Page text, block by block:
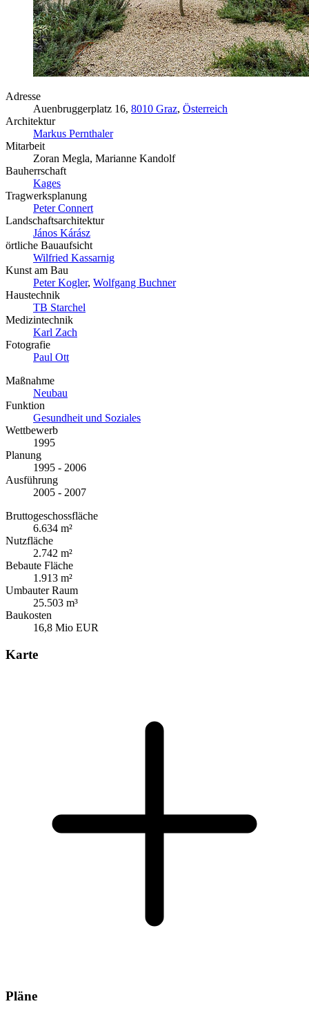
Adresse
Auenbruggerplatz 16, 8010 Graz, Österreich
Architektur
Markus Pernthaler
Mitarbeit
Zoran Megla, Marianne Kandolf
Bauherrschaft
Kages
Tragwerksplanung
Peter Connert
Landschaftsarchitektur
János Kárász
örtliche Bauaufsicht
Wilfried Kassarnig
Kunst am Bau
Peter Kogler, Wolfgang Buchner
Haustechnik
TB Starchel
Medizintechnik
Karl Zach
Fotografie
Paul Ott
Maßnahme
Neubau
Funktion
Gesundheit und Soziales
Wettbewerb
1995
Planung
1995 - 2006
Ausführung
2005 - 2007
Bruttogeschossfläche
6.634 m²
Nutzfläche
2.742 m²
Bebaute Fläche
1.913 m²
Umbauter Raum
25.503 m³
Baukosten
16,8 Mio EUR
Karte
Pläne